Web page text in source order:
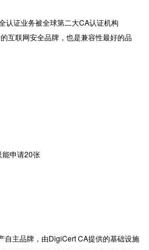
认证业务被全球第二大CA认证机构
互联网安全品牌，也是兼容性最好的品
能申请20张
自主品牌，由DigiCert CA提供的基础设施